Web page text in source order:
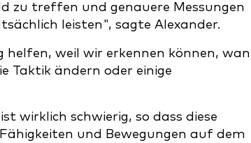
zu treffen und genauere Messungen
leisten", sagte Alexander.
helfen, weil wir erkennen können,
Taktik ändern oder einige
wirklich schwierig, so dass diese
und Bewegungen auf dem